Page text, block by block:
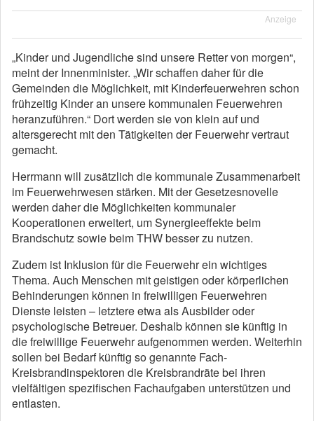
Anzeige
„Kinder und Jugendliche sind unsere Retter von morgen“,
meint der Innenminister. „Wir schaffen daher für die
Gemeinden die Möglichkeit, mit Kinderfeuerwehren schon
frühzeitig Kinder an unsere kommunalen Feuerwehren
heranzuführen.“ Dort werden sie von klein auf und
altersgerecht mit den Tätigkeiten der Feuerwehr vertraut
gemacht.
Herrmann will zusätzlich die kommunale Zusammenarbeit
im Feuerwehrwesen stärken. Mit der Gesetzesnovelle
werden daher die Möglichkeiten kommunaler
Kooperationen erweitert, um Synergieeffekte beim
Brandschutz sowie beim THW besser zu nutzen.
Zudem ist Inklusion für die Feuerwehr ein wichtiges
Thema. Auch Menschen mit geistigen oder körperlichen
Behinderungen können in freiwilligen Feuerwehren
Dienste leisten – letztere etwa als Ausbilder oder
psychologische Betreuer. Deshalb können sie künftig in
die freiwillige Feuerwehr aufgenommen werden. Weiterhin
sollen bei Bedarf künftig so genannte Fach-
Kreisbrandinspektoren die Kreisbrandräte bei ihren
vielfältigen spezifischen Fachaufgaben unterstützen und
entlasten.